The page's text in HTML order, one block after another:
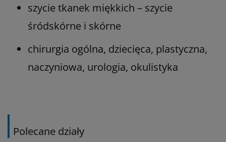
szycie tkanek miękkich – szycie
śródskórne i skórne
chirurgia ogólna, dziecięca, plastyczna,
naczyniowa, urologia, okulistyka
Polecane działy